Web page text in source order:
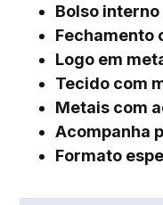
Bolso
Fechamento
Logo em
Tecido com
Metais com
Acompanha
Formato